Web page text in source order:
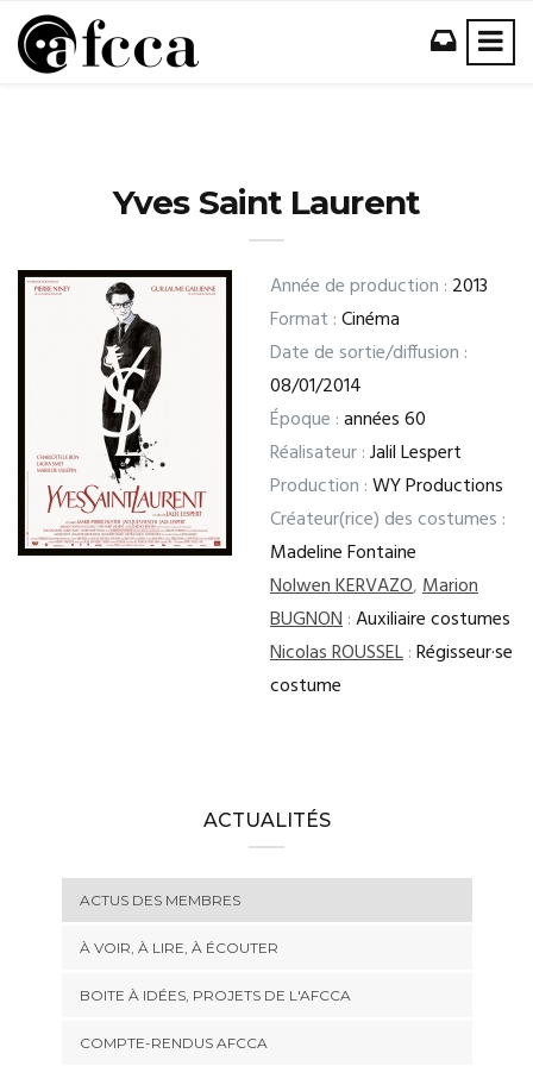
Yves Saint Laurent
Année de production : 2013
Format :Cinéma
Date de sortie/diffusion :
08/01/2014
Époque :années 60
Réalisateur :Jalil Lespert
Production :WY Productions
Créateur(rice) des costumes :
Madeline Fontaine
Nolwen KERVAZO,Marion
BUGNON:Auxiliaire costumes
Nicolas ROUSSEL:Régisseur·se
costume
ACTUALITÉS
ACTUS DES MEMBRES
À VOIR, À LIRE, À ÉCOUTER
BOITE À IDÉES, PROJETS DE L'AFCCA
COMPTE-RENDUS AFCCA